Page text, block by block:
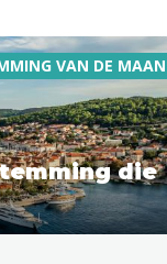
VAN DE
die